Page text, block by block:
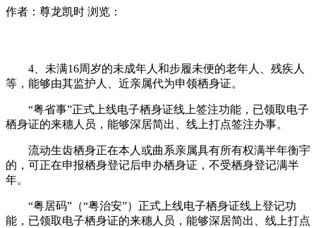
作者：尊龙凯时 浏览：
4、未满16周岁的未成年人和步履未便的老年人、残疾人
等，能够由其监护人、近亲属代为申领栖身证。
“粤省事”正式上线电子栖身证线上签注功能，已领取电子
栖身证的来穗人员，能够深居简出、线上打点签注办事。
流动生齿栖身正在本人或曲系亲属具有所有权满半年衡宇
的，可正在申报栖身登记后申办栖身证，不受栖身登记满半
年。
“粤居码”（“粤治安”）正式上线电子栖身证线上登记功
能，已领取电子栖身证的来穗人员，能够深居简出、线上打点